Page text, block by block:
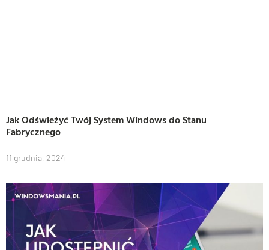
Jak Odświeżyć Twój System Windows do Stanu
Fabrycznego
11 grudnia, 2024